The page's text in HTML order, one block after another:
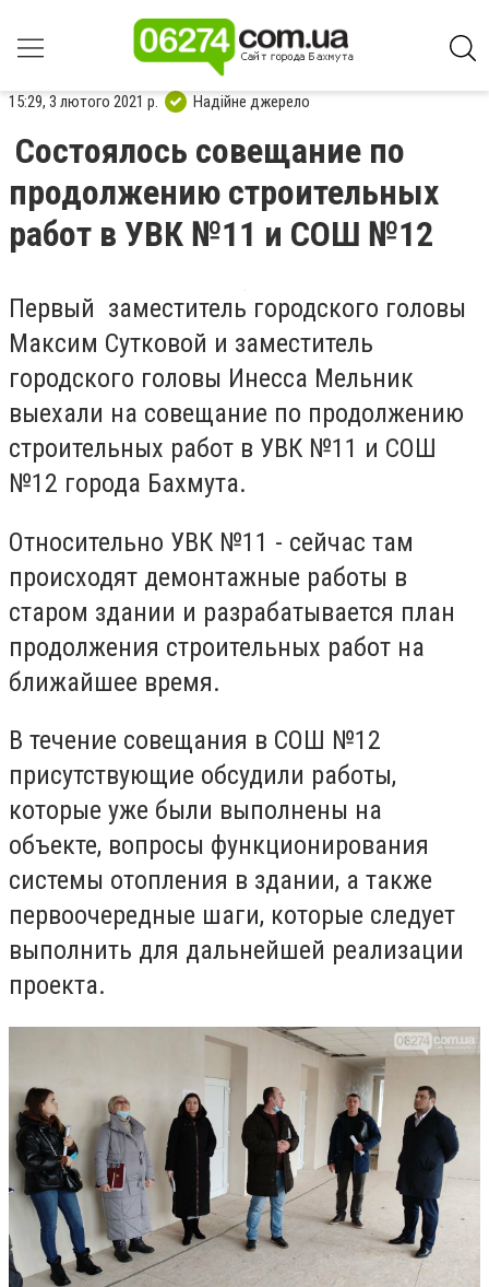
15:29, 3 лютого 2021 р. Надійне джерело
Состоялось совещание по
продолжению строительных
работ в УВК №11 и СОШ №12
Первый заместитель городского головы
Максим Сутковой и заместитель
городского головы Инесса Мельник
выехали на совещание по продолжению
строительных работ в УВК №11 и СОШ
№12 города Бахмута.
Относительно УВК №11 - сейчас там
происходят демонтажные работы в
старом здании и разрабатывается план
продолжения строительных работ на
ближайшее время.
В течение совещания в СОШ №12
присутствующие обсудили работы,
которые уже были выполнены на
объекте, вопросы функционирования
системы отопления в здании, а также
первоочередные шаги, которые следует
выполнить для дальнейшей реализации
проекта.